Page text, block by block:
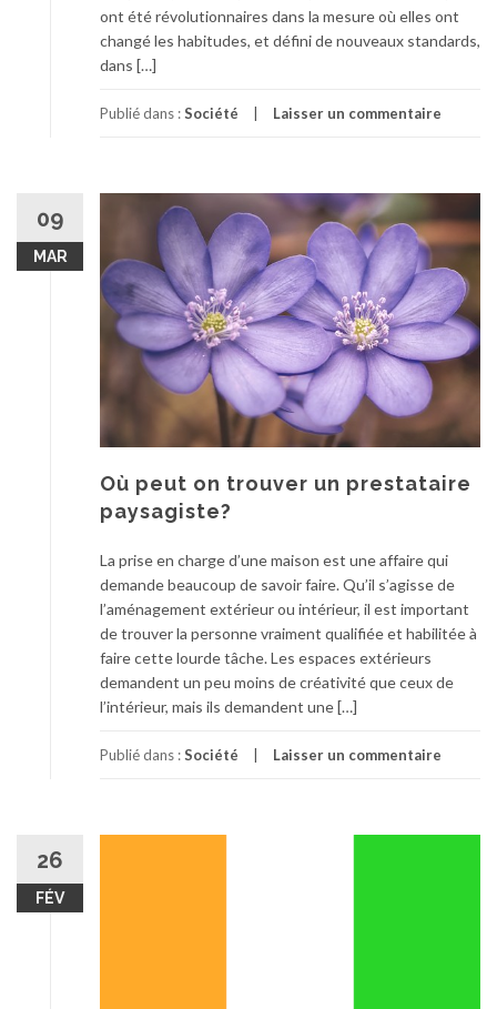
ont été révolutionnaires dans la mesure où elles ont
changé les habitudes, et défini de nouveaux standards,
dans […]
Publié dans :Société Laisser un commentaire
09
MAR
Où peut on trouver un prestataire
paysagiste?
La prise en charge d’une maison est une affaire qui
demande beaucoup de savoir faire. Qu’il s’agisse de
l’aménagement extérieur ou intérieur, il est important
de trouver la personne vraiment qualifiée et habilitée à
faire cette lourde tâche. Les espaces extérieurs
demandent un peu moins de créativité que ceux de
l’intérieur, mais ils demandent une […]
Publié dans :Société Laisser un commentaire
26
FÉV